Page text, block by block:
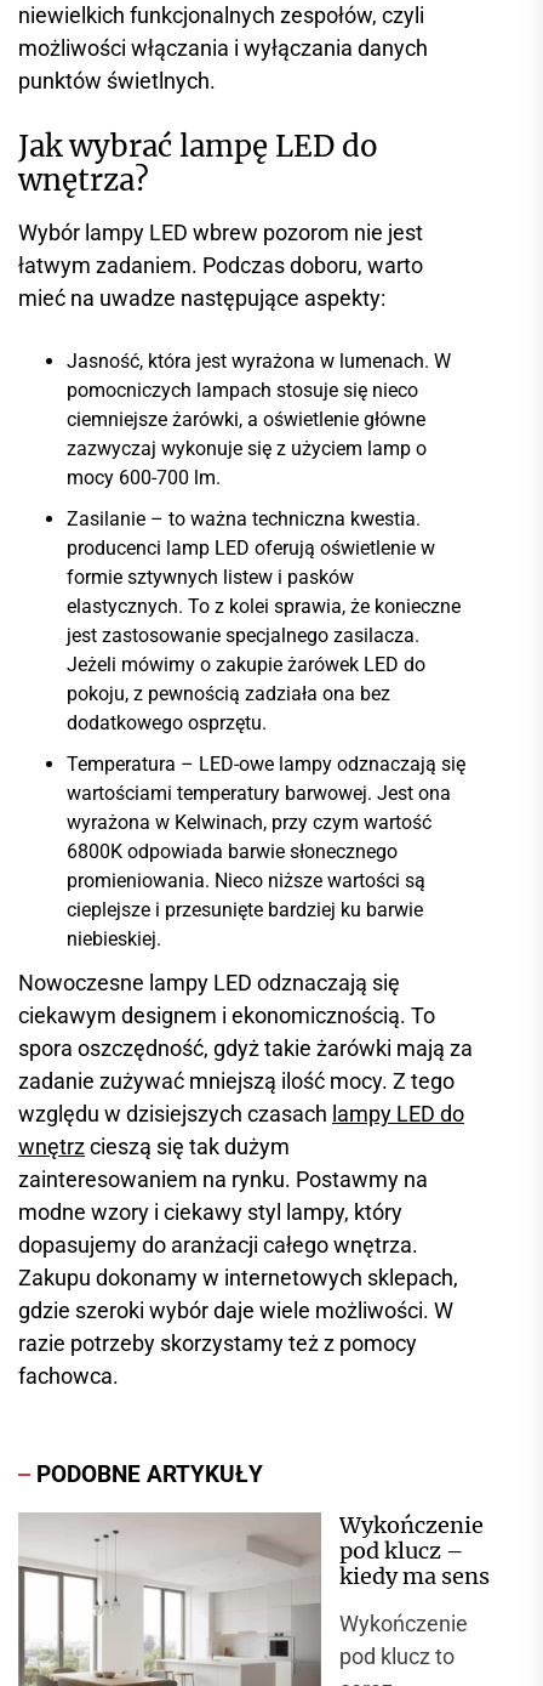
niewielkich funkcjonalnych zespołów, czyli
możliwości włączania i wyłączania danych
punktów świetlnych.
Jak wybrać lampę LED do
wnętrza?
Wybór lampy LED wbrew pozorom nie jest
łatwym zadaniem. Podczas doboru, warto
mieć na uwadze następujące aspekty:
Jasność, która jest wyrażona w lumenach. W
pomocniczych lampach stosuje się nieco
ciemniejsze żarówki, a oświetlenie główne
zazwyczaj wykonuje się z użyciem lamp o
mocy 600-700 lm.
Zasilanie – to ważna techniczna kwestia.
producenci lamp LED oferują oświetlenie w
formie sztywnych listew i pasków
elastycznych. To z kolei sprawia, że konieczne
jest zastosowanie specjalnego zasilacza.
Jeżeli mówimy o zakupie żarówek LED do
pokoju, z pewnością zadziała ona bez
dodatkowego osprzętu.
Temperatura – LED-owe lampy odznaczają się
wartościami temperatury barwowej. Jest ona
wyrażona w Kelwinach, przy czym wartość
6800K odpowiada barwie słonecznego
promieniowania. Nieco niższe wartości są
cieplejsze i przesunięte bardziej ku barwie
niebieskiej.
Nowoczesne lampy LED odznaczają się
ciekawym designem i ekonomicznością. To
spora oszczędność, gdyż takie żarówki mają za
zadanie zużywać mniejszą ilość mocy. Z tego
względu w dzisiejszych czasach lampy LED do
wnętrzcieszą się tak dużym
zainteresowaniem na rynku. Postawmy na
modne wzory i ciekawy styl lampy, który
dopasujemy do aranżacji całego wnętrza.
Zakupu dokonamy w internetowych sklepach,
gdzie szeroki wybór daje wiele możliwości. W
razie potrzeby skorzystamy też z pomocy
fachowca.
PODOBNE ARTYKUŁY
Wykończenie
pod klucz –
kiedy ma sens
Wykończenie
pod klucz to